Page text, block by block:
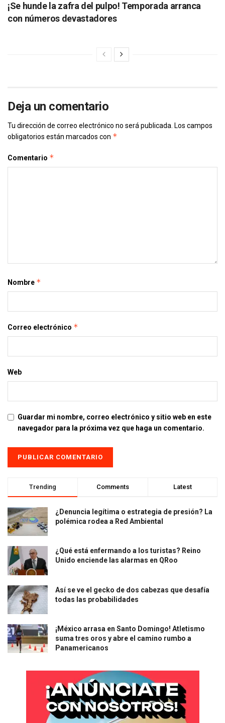
¡Se hunde la zafra del pulpo! Temporada arranca
con números devastadores
Deja un comentario
Tu dirección de correo electrónico no será publicada. Los campos
obligatorios están marcados con *
Comentario *
Nombre *
Correo electrónico *
Web
Guardar mi nombre, correo electrónico y sitio web en este
navegador para la próxima vez que haga un comentario.
Trending Comments Latest
¿Denuncia legítima o estrategia de presión? La
polémica rodea a Red Ambiental
¿Qué está enfermando a los turistas? Reino
Unido enciende las alarmas en QRoo
Así se ve el gecko de dos cabezas que desafía
todas las probabilidades
¡México arrasa en Santo Domingo! Atletismo
suma tres oros y abre el camino rumbo a
Panamericanos